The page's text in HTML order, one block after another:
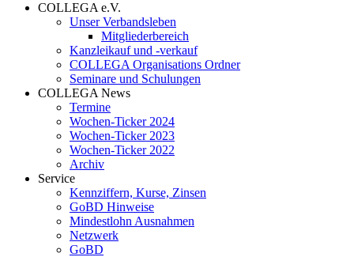
COLLEGA e.V.
Unser Verbandsleben
Mitgliederbereich
Kanzleikauf und -verkauf
COLLEGA Organisations Ordner
Seminare und Schulungen
COLLEGA News
Termine
Wochen-Ticker 2024
Wochen-Ticker 2023
Wochen-Ticker 2022
Archiv
Service
Kennziffern, Kurse, Zinsen
GoBD Hinweise
Mindestlohn Ausnahmen
Netzwerk
GoBD